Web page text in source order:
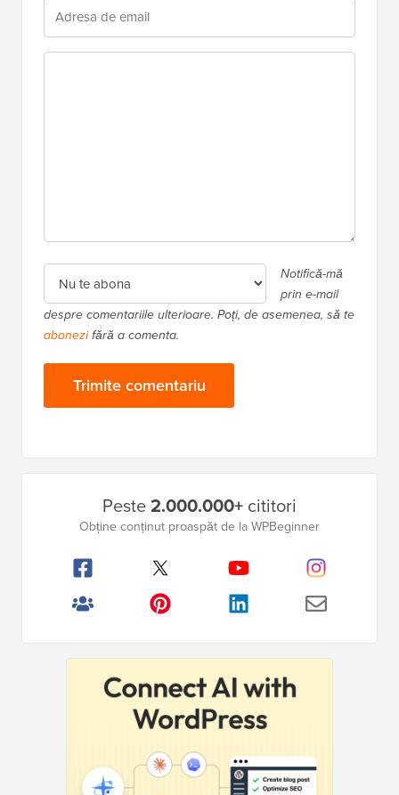
Notifică-mă
prin e-mail
despre comentariile ulterioare. Poți, de asemenea, să te
abonezifără a comenta.
principală
Peste2.000.000+ cititori
Obține conținut proaspăt de la WPBeginner